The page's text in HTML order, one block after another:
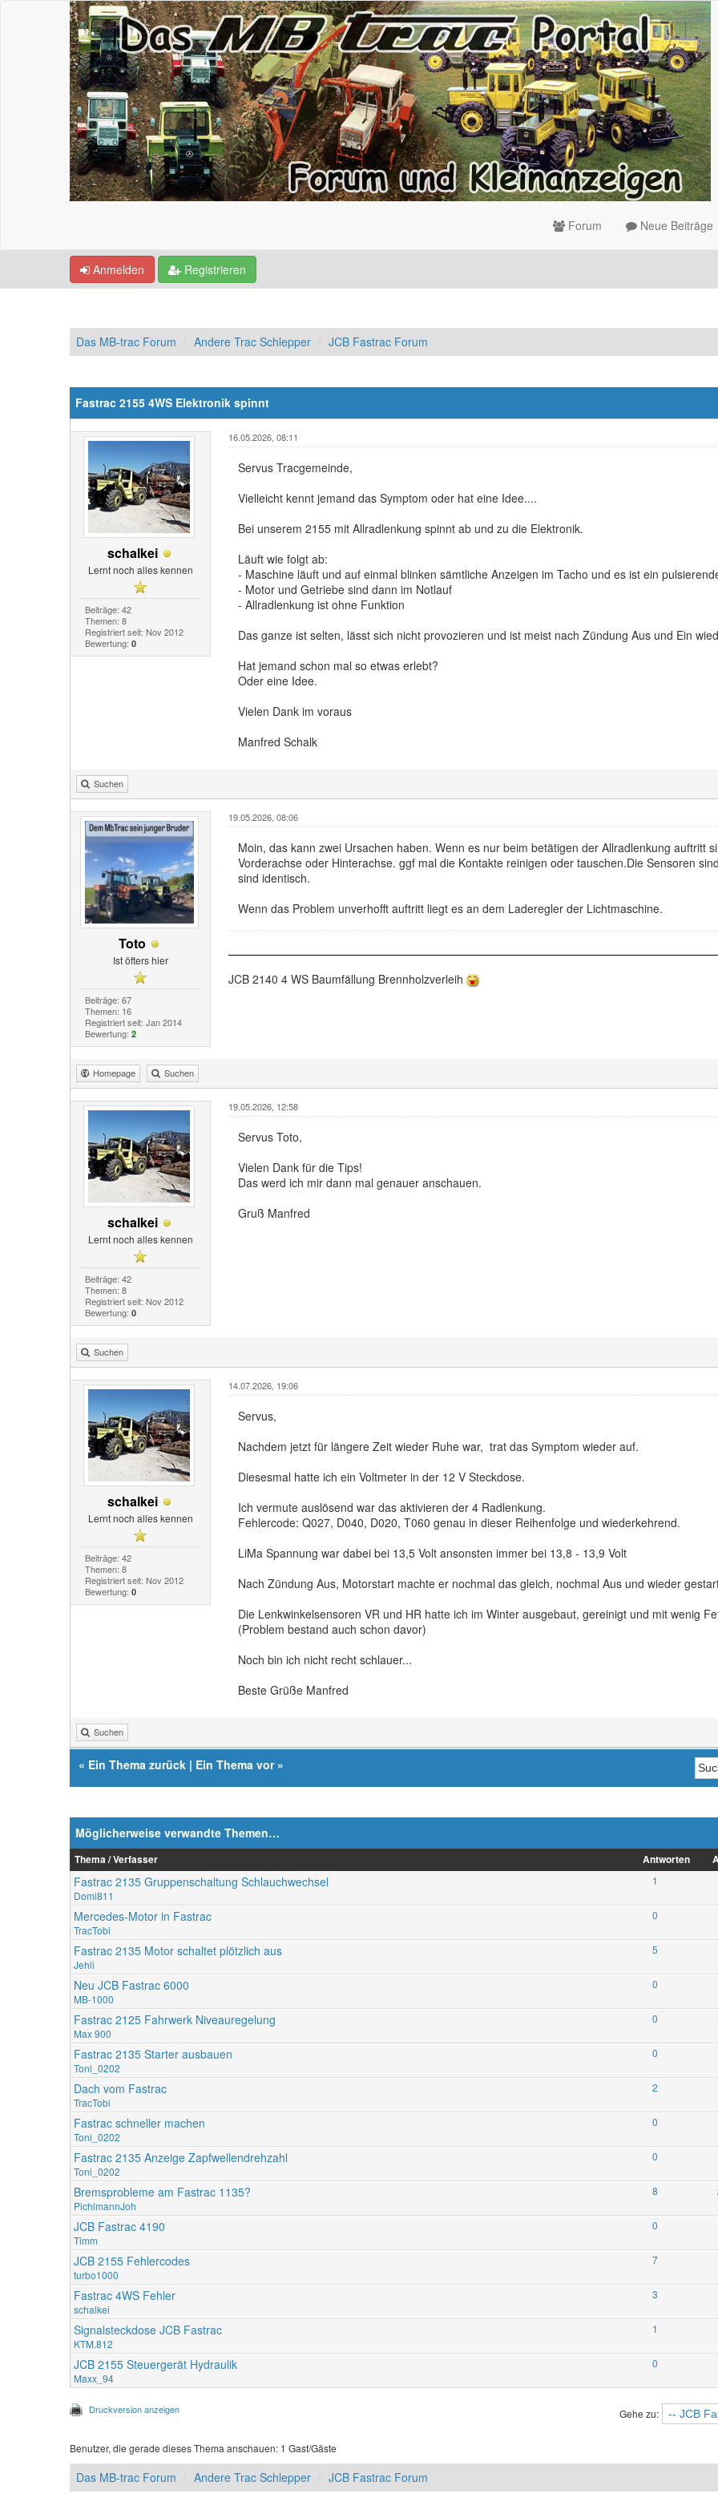
Forum Neue Beiträge
Anmelden Registrieren
Das MB-trac Forum Andere Trac Schlepper JCB Fastrac Forum
Fastrac 2155 4WS Elektronik spinnt
schalkei
Lernt noch alles kennen
Beiträge: 42
Themen: 8
Registriert seit: Nov 2012
Bewertung: 0
16.05.2026, 08:11
Servus Tracgemeinde,
Vielleicht kennt jemand das Symptom oder hat eine Idee....
Bei unserem 2155 mit Allradlenkung spinnt ab und zu die Elektronik.
Läuft wie folgt ab:
- Maschine läuft und auf einmal blinken sämtliche Anzeigen im Tacho und es ist ein
- Motor und Getriebe sind dann im Notlauf
- Allradlenkung ist ohne Funktion
Das ganze ist selten, lässt sich nicht provozieren und ist meist nach Zündung Aus und Ein
Hat jemand schon mal so etwas erlebt?
Oder eine Idee.
Vielen Dank im voraus
Manfred Schalk
Suchen
Toto
Ist öfters hier
Beiträge: 67
Themen: 16
Registriert seit: Jan 2014
Bewertung: 2
19.05.2026, 08:06
Moin, das kann zwei Ursachen haben. Wenn es nur beim betätigen der Allradlenkung auftritt
Vorderachse oder Hinterachse. ggf mal die Kontakte reinigen oder tauschen.Die Sensoren
sind identisch.
Wenn das Problem unverhofft auftritt liegt es an dem Laderegler der Lichtmaschine.
JCB 2140 4 WS Baumfällung Brennholzverleih
Homepage Suchen
schalkei
Lernt noch alles kennen
Beiträge: 42
Themen: 8
Registriert seit: Nov 2012
Bewertung: 0
19.05.2026, 12:58
Servus Toto,
Vielen Dank für die Tips!
Das werd ich mir dann mal genauer anschauen.
Gruß Manfred
Suchen
schalkei
Lernt noch alles kennen
Beiträge: 42
Themen: 8
Registriert seit: Nov 2012
Bewertung: 0
14.07.2026, 19:06
Servus,
Nachdem jetzt für längere Zeit wieder Ruhe war, trat das Symptom wieder auf.
Diesesmal hatte ich ein Voltmeter in der 12 V Steckdose.
Ich vermute auslösend war das aktivieren der 4 Radlenkung.
Fehlercode: Q027, D040, D020, T060 genau in dieser Reihenfolge und wiederkehrend.
LiMa Spannung war dabei bei 13,5 Volt ansonsten immer bei 13,8 - 13,9 Volt
Nach Zündung Aus, Motorstart machte er nochmal das gleich, nochmal Aus und wieder
Die Lenkwinkelsensoren VR und HR hatte ich im Winter ausgebaut, gereinigt und mit wenig
(Problem bestand auch schon davor)
Noch bin ich nicht recht schlauer...
Beste Grüße Manfred
Suchen
« Ein Thema zurück | Ein Thema vor»
Möglicherweise verwandte Themen…
Thema / Verfasser Antworten
Fastrac 2135 Gruppenschaltung Schlauchwechsel
Domi811
1
Mercedes-Motor in Fastrac
TracTobi
0
Fastrac 2135 Motor schaltet plötzlich aus
Jehli
5
Neu JCB Fastrac 6000
MB-1000
0
Fastrac 2125 Fahrwerk Niveauregelung
Max 900
0
Fastrac 2135 Starter ausbauen
Toni_0202
0
Dach vom Fastrac
TracTobi
2
Fastrac schneller machen
Toni_0202
0
Fastrac 2135 Anzeige Zapfwellendrehzahl
Toni_0202
0
Bremsprobleme am Fastrac 1135?
PichlmannJoh
8
JCB Fastrac 4190
Timm
0
JCB 2155 Fehlercodes
turbo1000
7
Fastrac 4WS Fehler
schalkei
3
Signalsteckdose JCB Fastrac
KTM.812
1
JCB 2155 Steuergerät Hydraulik
Maxx_94
0
Druckversion anzeigen Gehe zu:
Benutzer, die gerade dieses Thema anschauen: 1 Gast/Gäste
Das MB-trac Forum Andere Trac Schlepper JCB Fastrac Forum